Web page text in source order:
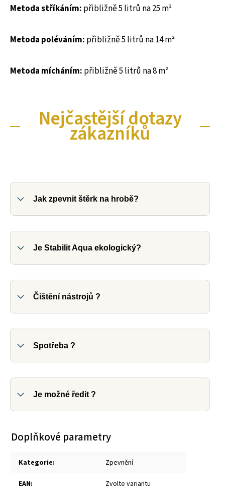
Metoda stříkáním: přibližně 5 litrů na 25 m²
Metoda poléváním: přibližně 5 litrů na 14 m²
Metoda mícháním: přibližně 5 litrů na 8 m²
Nejčastější dotazy
zákazníků
Jak zpevnit štěrk na hrobě?
Je Stabilit Aqua ekologický?
Čištění nástrojů ?
Spotřeba ?
Je možné ředit ?
Doplňkové parametry
Kategorie: Zpevnění
EAN: Zvolte variantu